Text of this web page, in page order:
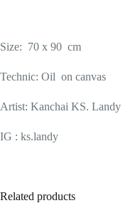
Size: 70 x 90 cm
Technic: Oil on canvas
Artist: Kanchai KS. Landy
IG : ks.landy
Related products